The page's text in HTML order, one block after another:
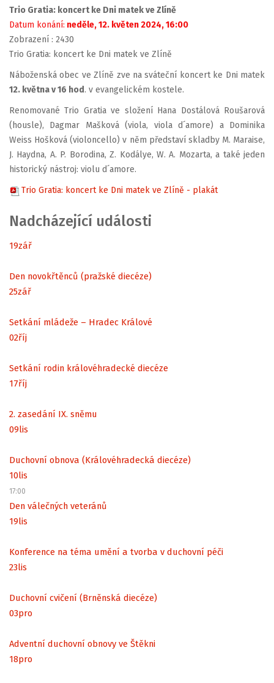
Trio Gratia: koncert ke Dni matek ve Zlíně
Datum konání: neděle, 12. květen 2024, 16:00
Zobrazení : 2430
Trio Gratia: koncert ke Dni matek ve Zlíně
Náboženská obec ve Zlíně zve na sváteční koncert ke Dni matek
12. května v 16 hod . v evangelickém kostele.
Renomované Trio Gratia ve složení Hana Dostálová Roušarová
(housle), Dagmar Mašková (viola, viola d´amore) a Dominika
Weiss Hošková (violoncello) v něm představí skladby M. Maraise,
J. Haydna, A. P. Borodina, Z. Kodálye, W. A. Mozarta, a také jeden
historický nástroj: violu d´amore.
Trio Gratia: koncert ke Dni matek ve Zlíně - plakát
Nadcházející události
19zář
Den novokřtěnců (pražské diecéze)
25zář
Setkání mládeže – Hradec Králové
02říj
Setkání rodin královéhradecké diecéze
17říj
2. zasedání IX. sněmu
09lis
Duchovní obnova (Královéhradecká diecéze)
10lis
17:00
Den válečných veteránů
19lis
Konference na téma umění a tvorba v duchovní péči
23lis
Duchovní cvičení (Brněnská diecéze)
03pro
Adventní duchovní obnovy ve Štěkni
18pro